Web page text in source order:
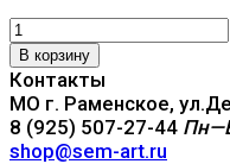
В корзину
Контакты
МО г. Раменское,
8 (925) 507-27-44
shop@sem-art.ru